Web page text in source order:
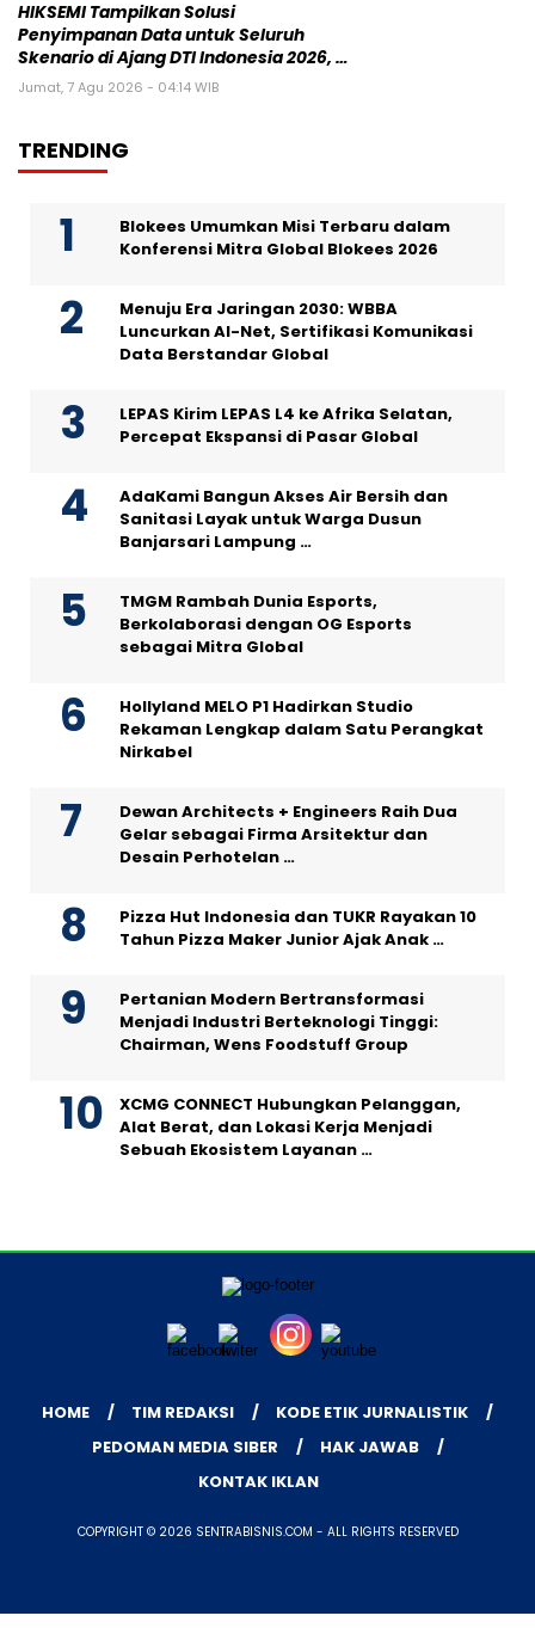
HIKSEMI Tampilkan Solusi
Penyimpanan Data untuk Seluruh
Skenario di Ajang DTI Indonesia 2026, …
Jumat, 7 Agu 2026 - 04:14 WIB
TRENDING
Blokees Umumkan Misi Terbaru dalam
Konferensi Mitra Global Blokees 2026
Menuju Era Jaringan 2030: WBBA
Luncurkan AI-Net, Sertifikasi Komunikasi
Data Berstandar Global
LEPAS Kirim LEPAS L4 ke Afrika Selatan,
Percepat Ekspansi di Pasar Global
AdaKami Bangun Akses Air Bersih dan
Sanitasi Layak untuk Warga Dusun
Banjarsari Lampung …
TMGM Rambah Dunia Esports,
Berkolaborasi dengan OG Esports
sebagai Mitra Global
Hollyland MELO P1 Hadirkan Studio
Rekaman Lengkap dalam Satu Perangkat
Nirkabel
Dewan Architects + Engineers Raih Dua
Gelar sebagai Firma Arsitektur dan
Desain Perhotelan …
Pizza Hut Indonesia dan TUKR Rayakan 10
Tahun Pizza Maker Junior Ajak Anak …
Pertanian Modern Bertransformasi
Menjadi Industri Berteknologi Tinggi:
Chairman, Wens Foodstuff Group
XCMG CONNECT Hubungkan Pelanggan,
Alat Berat, dan Lokasi Kerja Menjadi
Sebuah Ekosistem Layanan …
HOME TIM REDAKSI
KODE ETIK JURNALISTIK
PEDOMAN MEDIA SIBER
HAK JAWAB
KONTAK IKLAN
COPYRIGHT © 2026 SENTRABISNIS.COM - ALL RIGHTS RESERVED